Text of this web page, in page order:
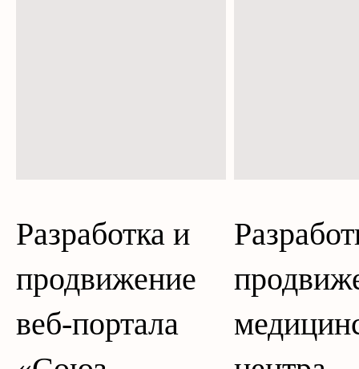
Разработка и
продвижение
веб-портала